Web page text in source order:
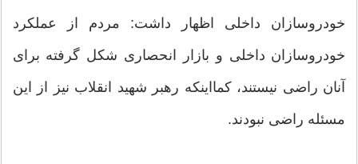
خودروسازان داخلی اظهار داشت: مردم از عملکرد
خودروسازان داخلی و بازار انحصاری شکل گرفته برای
آنان راضی نیستند، کمااینکه رهبر شهید انقلاب نیز از این
مسئله راضی نبودند.